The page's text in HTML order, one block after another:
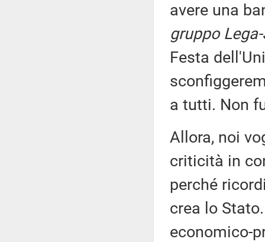
avere una
gruppo
Festa
a tutti. Non
Allora, noi
criticità in
perché
crea lo
economico-